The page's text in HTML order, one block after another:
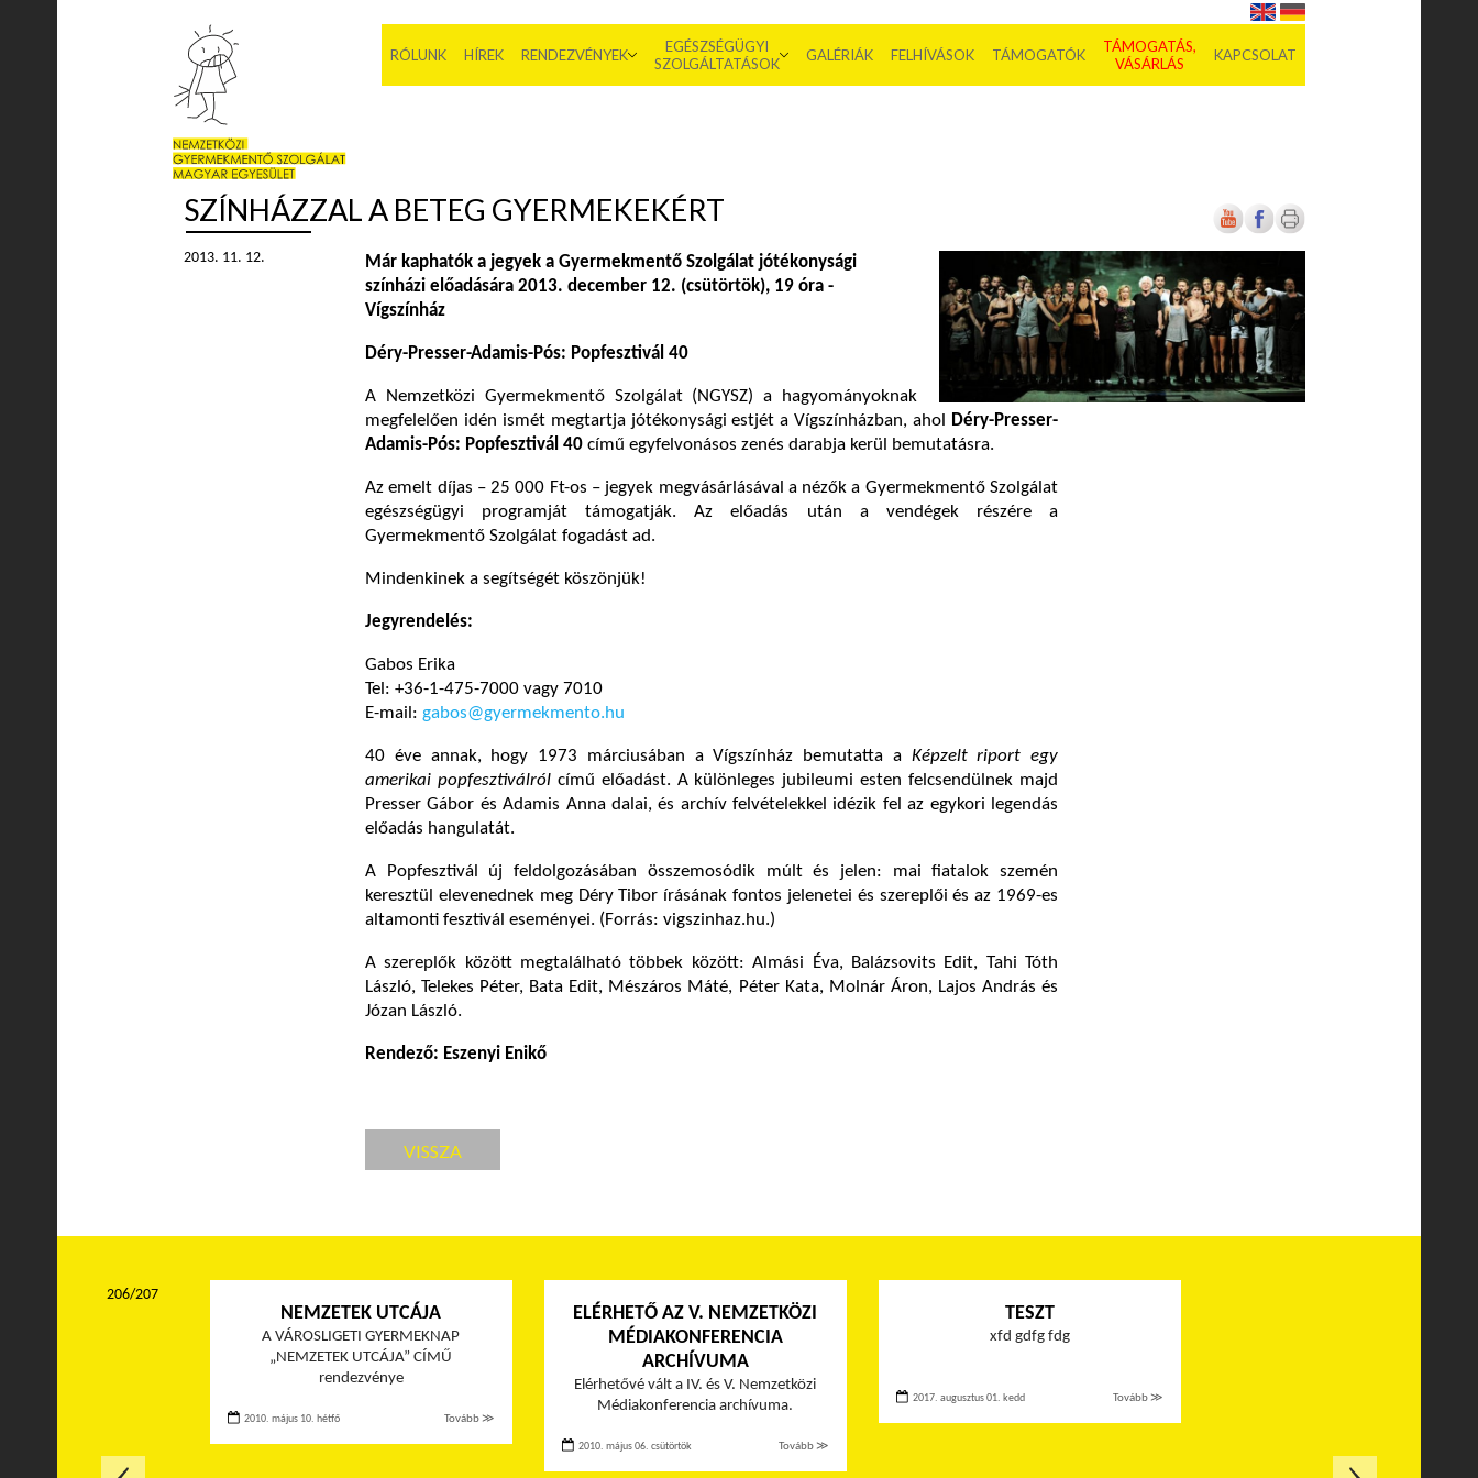
RÓLUNK HÍREK RENDEZVÉNYEK
EGÉSZSÉGÜGYI
SZOLGÁLTATÁSOK
GALÉRIÁK FELHÍVÁSOK TÁMOGATÓK
TÁMOGATÁS,
VÁSÁRLÁS
KAPCSOLAT
SZÍNHÁZZAL A BETEG GYERMEKEKÉRT
2013. 11. 12.
Már kaphatók a jegyek a Gyermekmentő Szolgálat jótékonysági
színházi előadására 2013. december 12. (csütörtök), 19 óra -
Vígszínház
Déry-Presser-Adamis-Pós: Popfesztivál 40
A Nemzetközi Gyermekmentő Szolgálat (NGYSZ) a hagyományoknak
megfelelően idén ismét megtartja jótékonysági estjét a Vígszínházban, ahol
Déry-Presser-
Adamis-Pós: Popfesztivál 40 című egyfelvonásos zenés darabja kerül bemutatásra.
Az emelt díjas – 25 000 Ft-os – jegyek megvásárlásával a nézők a Gyermekmentő Szolgálat
egészségügyi programját támogatják. Az előadás után a vendégek részére a
Gyermekmentő Szolgálat fogadást ad.
Mindenkinek a segítségét köszönjük!
Jegyrendelés:
Gabos Erika
Tel: +36-1-475-7000 vagy 7010
E-mail: gabos@gyermekmento.hu
40 éve annak, hogy 1973 márciusában a Vígszínház bemutatta a Képzelt riport egy
amerikai popfesztiválrólcímű előadást. A különleges jubileumi esten felcsendülnek majd
Presser Gábor és Adamis Anna dalai, és archív felvételekkel idézik fel az egykori legendás
előadás hangulatát.
A Popfesztivál új feldolgozásában összemosódik múlt és jelen: mai fiatalok szemén
keresztül elevenednek meg Déry Tibor írásának fontos jelenetei és szereplői és az 1969-es
altamonti fesztivál eseményei. (Forrás: vigszinhaz.hu.)
A szereplők között megtalálható többek között: Almási Éva, Balázsovits Edit, Tahi Tóth
László, Telekes Péter, Bata Edit, Mészáros Máté, Péter Kata, Molnár Áron, Lajos András és
Józan László.
Rendező: Eszenyi Enikő
VISSZA
NEMZETEK UTCÁJA
A VÁROSLIGETI GYERMEKNAP
„NEMZETEK UTCÁJA” CÍMŰ
rendezvénye
2010. május 10. hétfő Tovább ≫
ELÉRHETŐ AZ V. NEMZETKÖZI
MÉDIAKONFERENCIA
ARCHÍVUMA
Elérhetővé vált a IV. és V. Nemzetközi
Médiakonferencia archívuma.
2010. május 06. csütörtök Tovább ≫
TESZT
xfd gdfg fdg
2017. augusztus 01. kedd Tovább ≫
206/207